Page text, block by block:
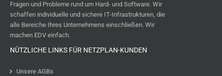
Fragen und Probleme rund um Hard- und Software. Wir
schaffen individuelle und sichere IT-Infra­strukturen, die
alle Bereiche Ihres Unterneh­mens einschließen. Wir
machen EDV einfach.
NÜTZLICHE LINKS FÜR NETZPLAN-KUNDEN
Unsere AGBs